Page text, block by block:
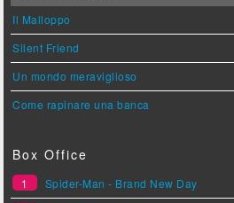
Il Malloppo
Silent Friend
Un mondo meraviglioso
Come rapinare una banca
Box Office
1
Spider-Man - Brand New Day